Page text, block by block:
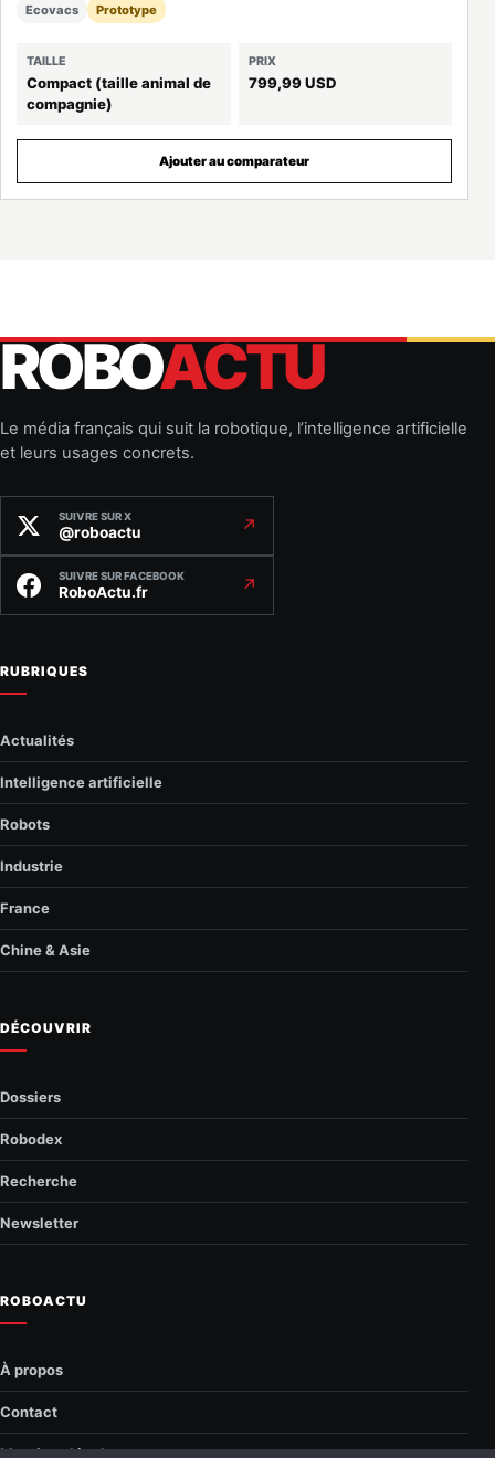
Ecovacs Prototype
TAILLE
Compact (taille animal de
compagnie)
PRIX
799,99 USD
Ajouter au comparateur
ROBOACTU
Le média français qui suit la robotique, l’intelligence artificielle
et leurs usages concrets.
SUIVRE SUR X
@roboactu ↗
SUIVRE SUR FACEBOOK
RoboActu.fr ↗
RUBRIQUES
Actualités
Intelligence artificielle
Robots
Industrie
France
Chine & Asie
DÉCOUVRIR
Dossiers
Robodex
Recherche
Newsletter
ROBOACTU
À propos
Contact
Mentions légales